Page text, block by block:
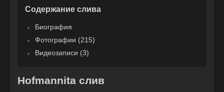
Содержание слива
Биография
Фотографии (215)
Видеозаписи (3)
Hofmannita слив